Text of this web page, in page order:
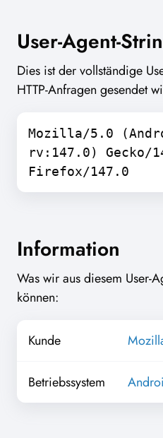
User-Agent-
Dies ist der vollständige
HTTP-Anfragen gesendet
Mozilla/5.0
rv:147.0) Gecko/
Firefox/147.0
Information
Was wir aus diesem User-
können:
Kunde
Betriebssystem